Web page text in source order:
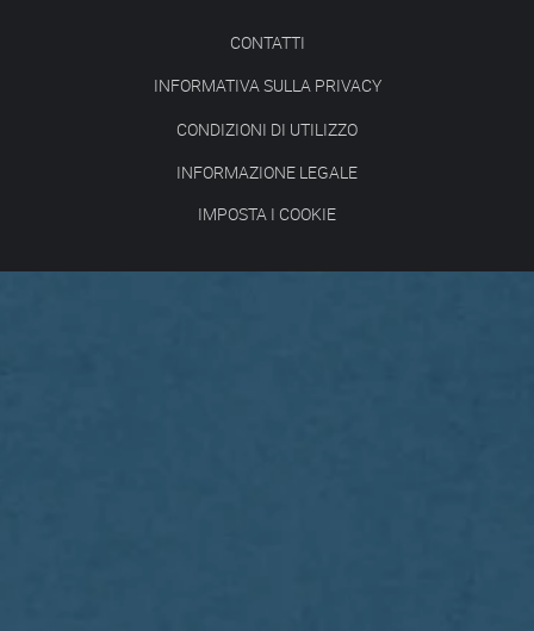
CONTATTI
INFORMATIVA SULLA PRIVACY
CONDIZIONI DI UTILIZZO
INFORMAZIONE LEGALE
IMPOSTA I COOKIE